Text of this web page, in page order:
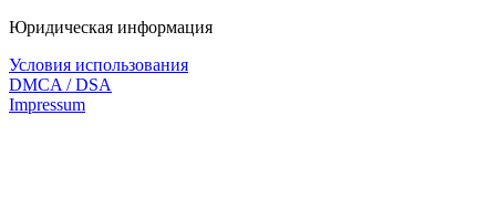
Юридическая информация
Условия использования
DMCA / DSA
Impressum